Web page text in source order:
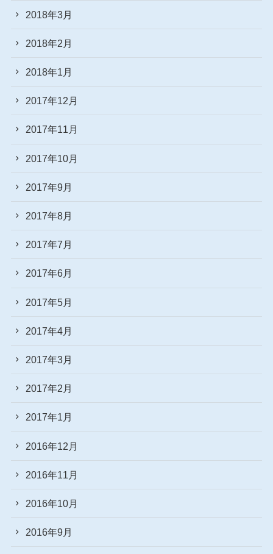
2018年3月
2018年2月
2018年1月
2017年12月
2017年11月
2017年10月
2017年9月
2017年8月
2017年7月
2017年6月
2017年5月
2017年4月
2017年3月
2017年2月
2017年1月
2016年12月
2016年11月
2016年10月
2016年9月